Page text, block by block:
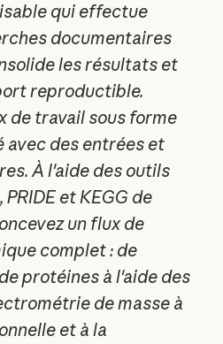
qui effectue
documentaires
les résultats et
reproductible.
de travail sous forme
avec des entrées et
À l'aide des outils
et KEGG de
un flux de
complet : de
protéines à l'aide des
de masse à
et à la